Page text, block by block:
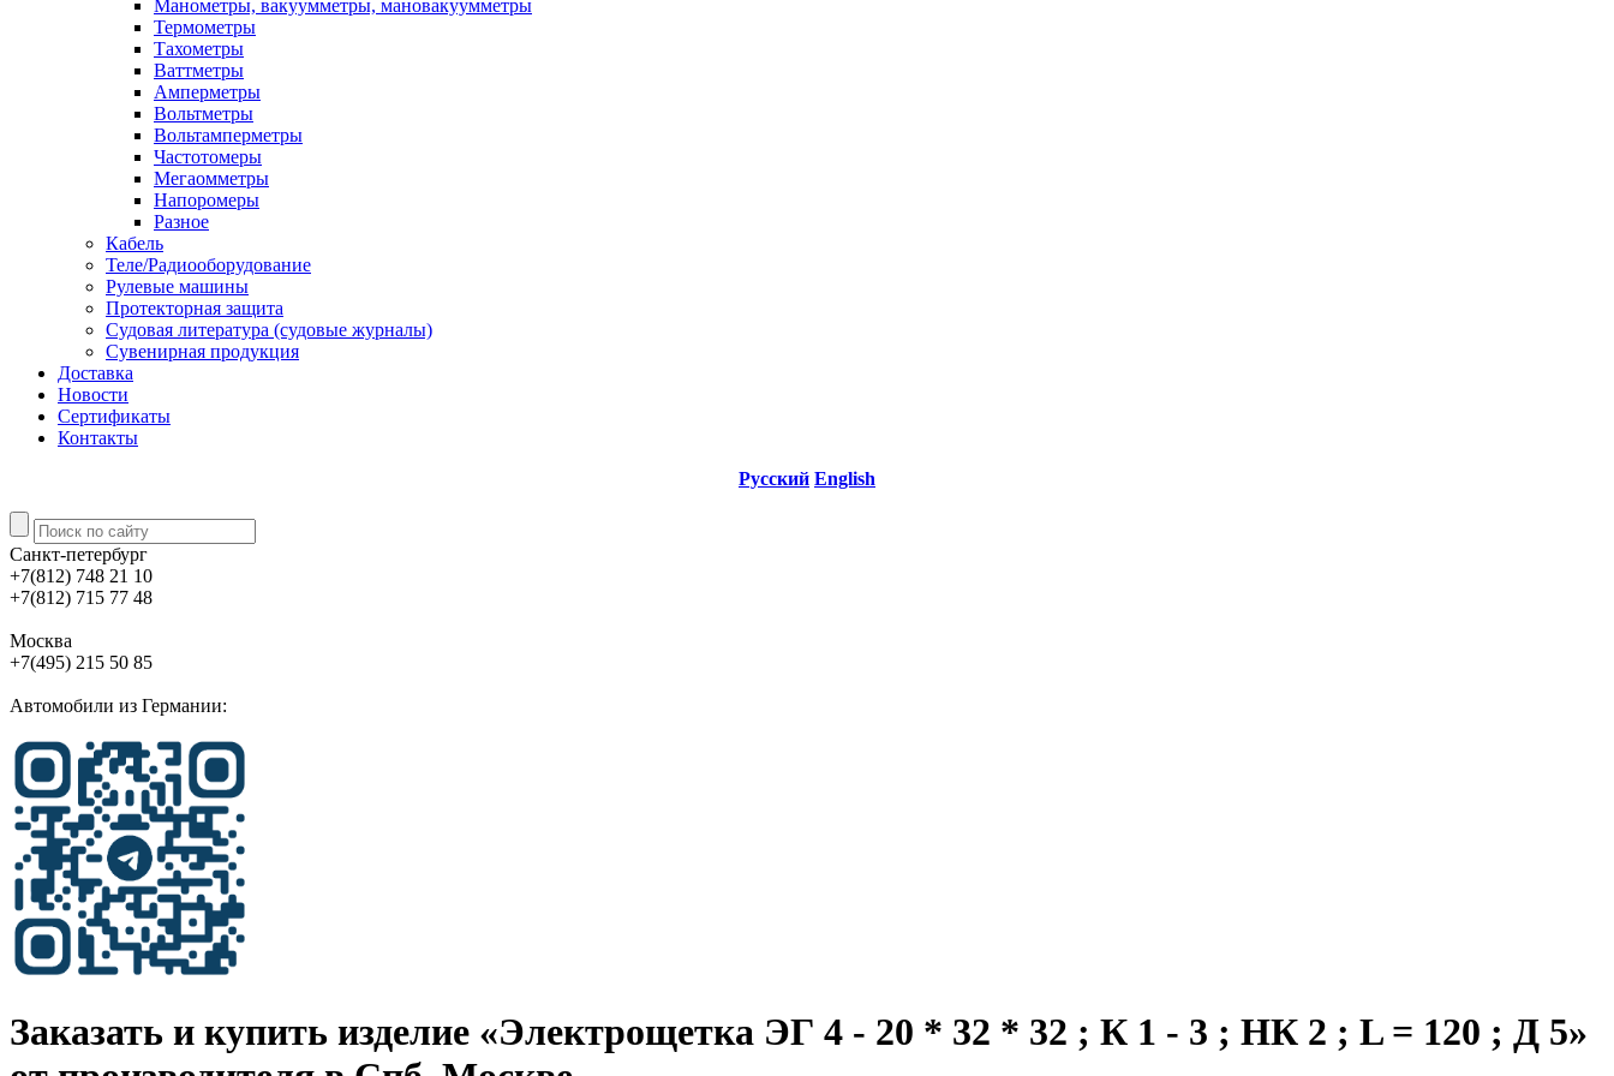
Манометры, вакуумметры, мановакуумметры
Термометры
Тахометры
Ваттметры
Амперметры
Вольтметры
Вольтамперметры
Частотомеры
Мегаомметры
Напоромеры
Разное
Кабель
Теле/Радиооборудование
Рулевые машины
Протекторная защита
Судовая литература (судовые журналы)
Сувенирная продукция
Доставка
Новости
Сертификаты
Контакты
Русский English
Санкт-петербург
+7(812) 748 21 10
+7(812) 715 77 48
Москва
+7(495) 215 50 85
Автомобили из Германии:
Заказать и купить изделие «Электрощетка ЭГ 4 - 20 * 32 * 32 ; К 1 - 3 ; НК 2 ; L = 120 ; Д 5»